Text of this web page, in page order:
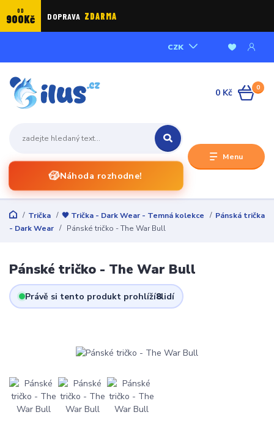
OD
900Kč DOPRAVA ZDARMA
Menu
CZK
🎲Náhoda rozhodne!
0
0 Kč
Trička 🖤 Trička - Dark Wear - Temná kolekce
Pánská trička
- Dark Wear
Pánské tričko - The War Bull
Pánské tričko - The War Bull
Právě si tento produkt prohlíží8lidí